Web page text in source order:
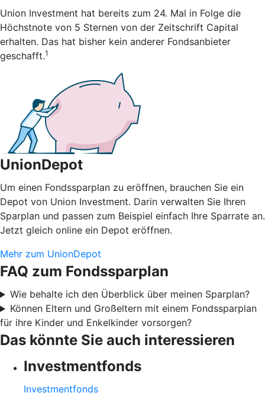
Union Investment hat bereits zum 24. Mal in Folge die
Höchstnote von 5 Sternen von der Zeitschrift Capital
erhalten. Das hat bisher kein anderer Fondsanbieter
geschafft.1
UnionDepot
Um einen Fondssparplan zu eröffnen, brauchen Sie ein
Depot von Union Investment. Darin verwalten Sie Ihren
Sparplan und passen zum Beispiel einfach Ihre Sparrate an.
Jetzt gleich online ein Depot eröffnen.
Mehr zum UnionDepot
FAQ zum Fondssparplan
Wie behalte ich den Überblick über meinen Sparplan?
Können Eltern und Großeltern mit einem Fondssparplan
für ihre Kinder und Enkelkinder vorsorgen?
Das könnte Sie auch interessieren
Investmentfonds
Investmentfonds